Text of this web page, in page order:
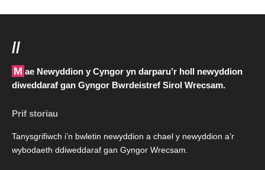
//
Mae Newyddion y Cyngor yn darparu’r holl newyddion
diweddaraf gan Gyngor Bwrdeistref Sirol Wrecsam.
Prif storiau
Tanysgrifiwch i’n bwletin newyddion a chael y newyddion a’r
wybodaeth ddiweddaraf gan Gyngor Wrecsam.